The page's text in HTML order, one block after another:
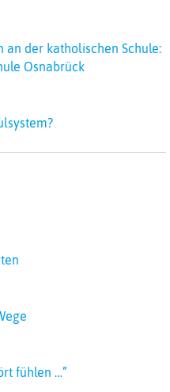
an der katholischen Schule:
Osnabrück
fühlen …”